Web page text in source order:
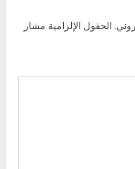
الحقول الإلزامية مشار